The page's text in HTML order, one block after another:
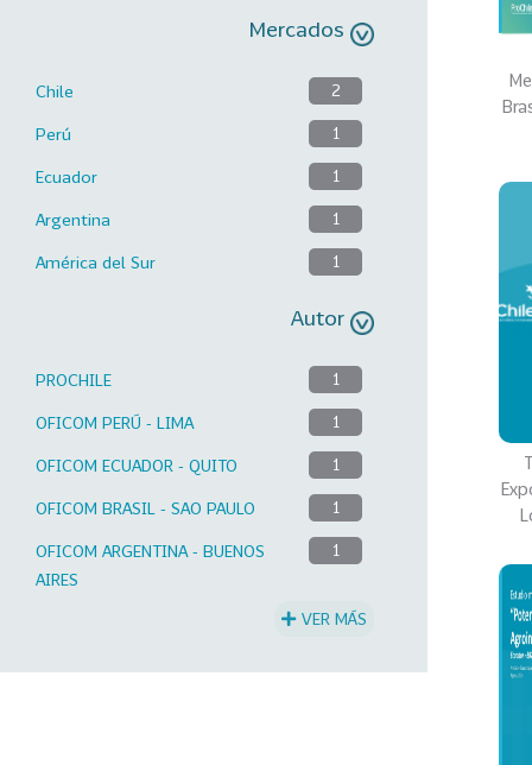
Mercados
Chile 2
Perú 1
Ecuador 1
Argentina 1
América del Sur 1
Autor
PROCHILE 1
OFICOM PERÚ - LIMA 1
OFICOM ECUADOR - QUITO 1
OFICOM BRASIL - SAO PAULO 1
OFICOM ARGENTINA - BUENOS
AIRES
1
VER MÁS